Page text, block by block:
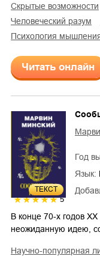
скрытые возможности
человеческий разум
психология
Читать онлайн
ТЕКСТ
5
Год
Язык:
В конце 70-х годов
неожиданную идею,
научно-популярная